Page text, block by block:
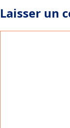
Laisser un